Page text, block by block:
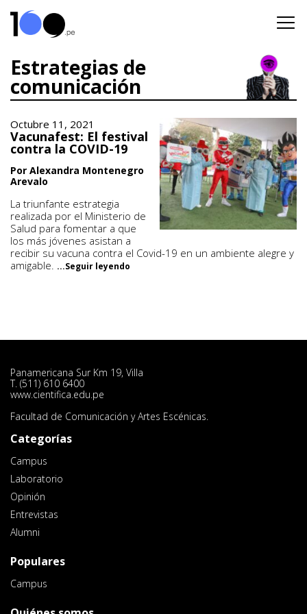
Estrategias de
comunicación
Octubre 11, 2021
Vacunafest: El festival
contra la COVID-19
Por Alexandra Montenegro
Arevalo
La triunfante estrategia
realizada por el Ministerio de
Salud para fomentar a que
los más jóvenes asistan a
recibir su vacuna contra el Covid-19 en un ambiente alegre y
amigable. ...Seguir leyendo
Panamericana Sur Km 19, Villa
T. (511) 610 6400
www.cientifica.edu.pe
Facultad de Comunicación y Artes Escénicas.
Categorías
Campus
Laboratorio
Opinión
Entrevistas
Alumni
Populares
Campus